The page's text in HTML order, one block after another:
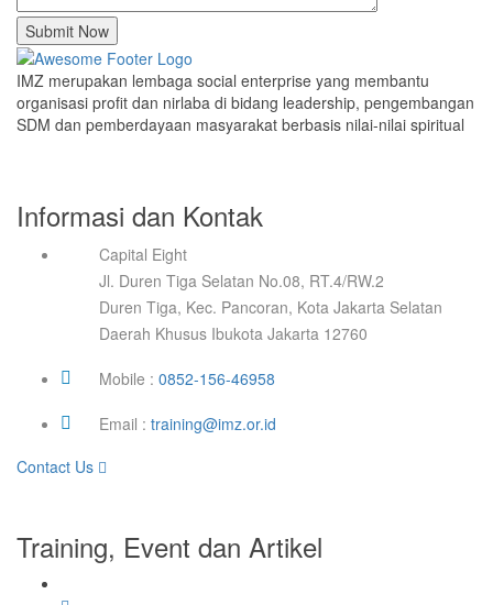
Submit Now
IMZ merupakan lembaga social enterprise yang membantu
organisasi profit dan nirlaba di bidang leadership, pengembangan
SDM dan pemberdayaan masyarakat berbasis nilai-nilai spiritual
Informasi dan Kontak
Capital Eight
Jl. Duren Tiga Selatan No.08, RT.4/RW.2
Duren Tiga, Kec. Pancoran, Kota Jakarta Selatan
Daerah Khusus Ibukota Jakarta 12760
Mobile : 0852-156-46958
Email : training@imz.or.id
Contact Us
Training, Event dan Artikel